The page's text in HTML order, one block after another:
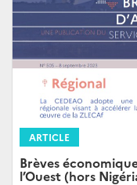
ARTICLE
Brèves
l’Ouest (hors